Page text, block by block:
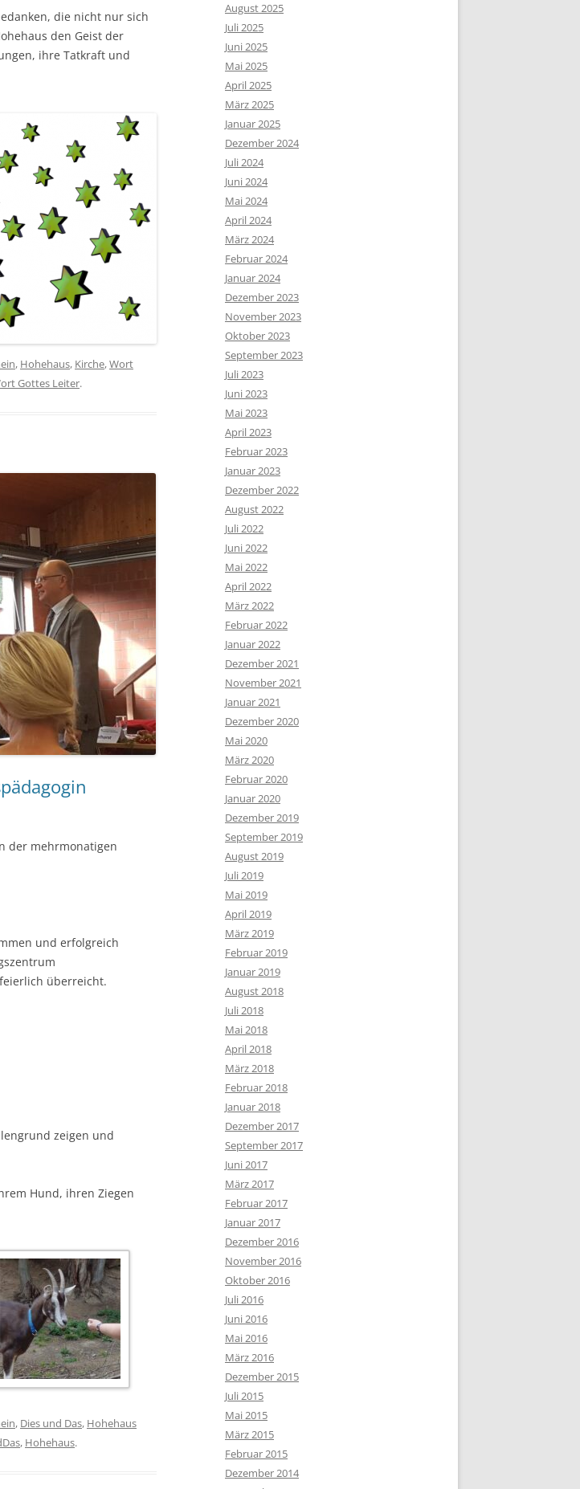
die nicht nur sich
den Geist der
ihre Tatkraft und
, Hohehaus, Kirche,Wort
Gottes Leiter.
der mehrmonatigen
und erfolgreich
überreicht.
zeigen und
Hund, ihren Ziegen
, Dies und Das, Hohehaus
, Hohehaus.
August 2025
Juli 2025
Juni 2025
Mai 2025
April 2025
März 2025
Januar 2025
Dezember 2024
Juli 2024
Juni 2024
Mai 2024
April 2024
März 2024
Februar 2024
Januar 2024
Dezember 2023
November 2023
Oktober 2023
September 2023
Juli 2023
Juni 2023
Mai 2023
April 2023
Februar 2023
Januar 2023
Dezember 2022
August 2022
Juli 2022
Juni 2022
Mai 2022
April 2022
März 2022
Februar 2022
Januar 2022
Dezember 2021
November 2021
Januar 2021
Dezember 2020
Mai 2020
März 2020
Februar 2020
Januar 2020
Dezember 2019
September 2019
August 2019
Juli 2019
Mai 2019
April 2019
März 2019
Februar 2019
Januar 2019
August 2018
Juli 2018
Mai 2018
April 2018
März 2018
Februar 2018
Januar 2018
Dezember 2017
September 2017
Juni 2017
März 2017
Februar 2017
Januar 2017
Dezember 2016
November 2016
Oktober 2016
Juli 2016
Juni 2016
Mai 2016
März 2016
Dezember 2015
Juli 2015
Mai 2015
März 2015
Februar 2015
Dezember 2014